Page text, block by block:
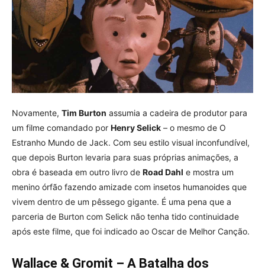
Novamente, Tim Burton assumia a cadeira de produtor para
um filme comandado por Henry Selick – o mesmo de O
Estranho Mundo de Jack. Com seu estilo visual inconfundível,
que depois Burton levaria para suas próprias animações, a
obra é baseada em outro livro de Road Dahl e mostra um
menino órfão fazendo amizade com insetos humanoides que
vivem dentro de um pêssego gigante. É uma pena que a
parceria de Burton com Selick não tenha tido continuidade
após este filme, que foi indicado ao Oscar de Melhor Canção.
Wallace & Gromit – A Batalha dos